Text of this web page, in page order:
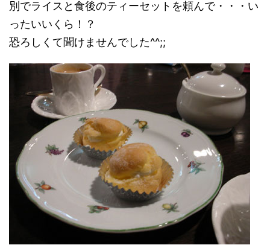
別でライスと食後のティーセットを頼んで・・・い
ったいいくら！？
恐ろしくて聞けませんでした^^;;